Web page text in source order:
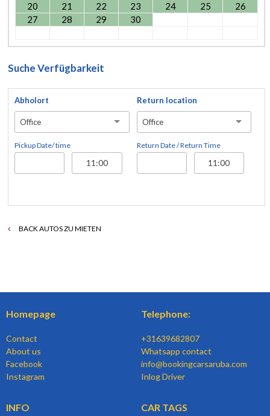
20
21 22 23 24 25
26
27
28 29 30
Suche Verfügbarkeit
Abholort
Office
Pickup Date/ time
Return location
Office
Return Date / Return Time
BACK AUTOS ZU MIETEN
Homepage
Contact
About us
Facebook
Instagram
Telephone:
+31639682807
Whatsapp contact
info@bookingcarsaruba.com
Inlog Driver
INFO CAR TAGS